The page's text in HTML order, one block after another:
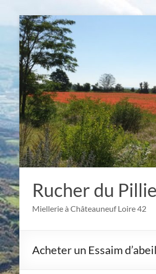
Aller
au
contenu
Rucher du
Miellerie à Châteauneuf Loire 42
Acheter un Essaim